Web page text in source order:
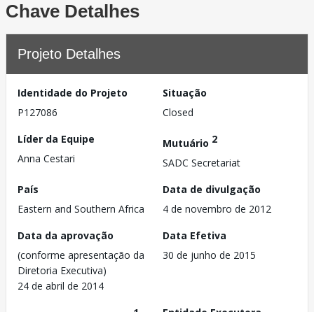
Chave Detalhes
Projeto Detalhes
Identidade do Projeto
P127086
Situação
Closed
Líder da Equipe
Anna Cestari
Mutuário 2
SADC Secretariat
País
Eastern and Southern Africa
Data de divulgação
4 de novembro de 2012
Data da aprovação
(conforme apresentação da
Diretoria Executiva)
24 de abril de 2014
Data Efetiva
30 de junho de 2015